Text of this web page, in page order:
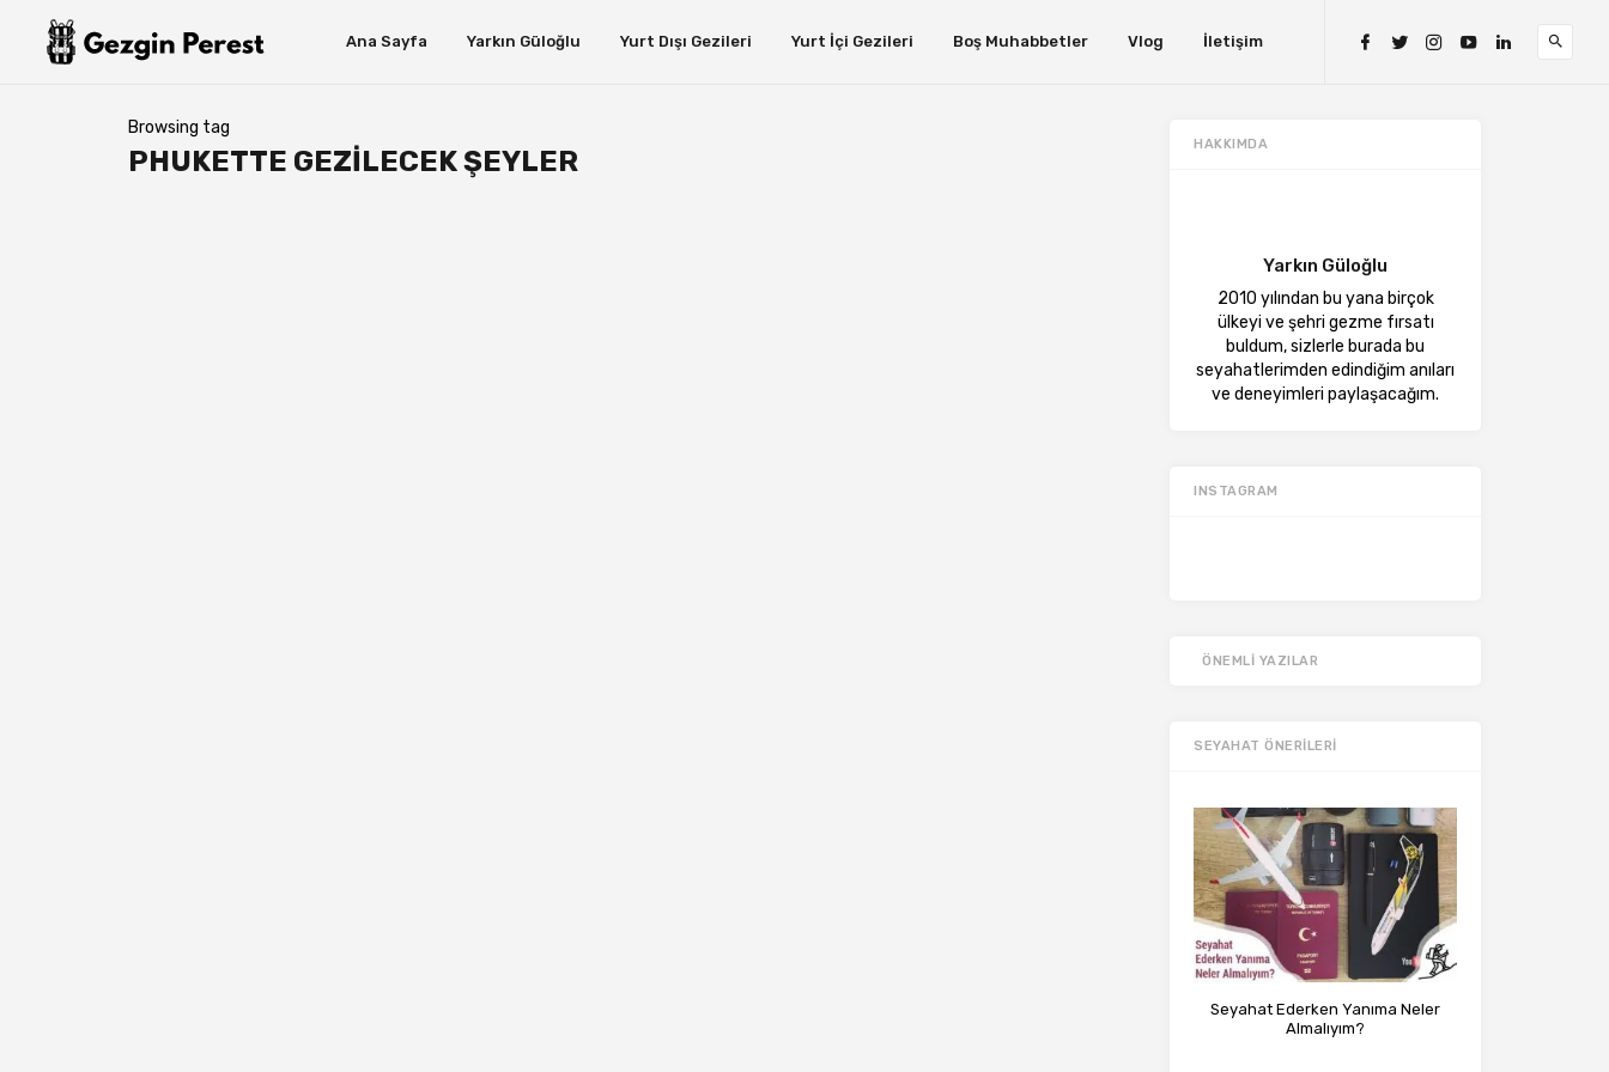
Ana Sayfa Yarkın Güloğlu Yurt Dışı Gezileri Yurt İçi Gezileri Boş Muhabbetler Vlog İletişim
Browsing tag
PHUKETTE GEZILECEK ŞEYLER
HAKKIMDA
Yarkın Güloğlu
2010 yılından bu yana birçok
ülkeyi ve şehri gezme fırsatı
buldum, sizlerle burada bu
seyahatlerimden edindiğim anıları
ve deneyimleri paylaşacağım.
INSTAGRAM
ÖNEMLI YAZILAR
SEYAHAT ÖNERILERI
Seyahat Ederken Yanıma Neler
Almalıyım?